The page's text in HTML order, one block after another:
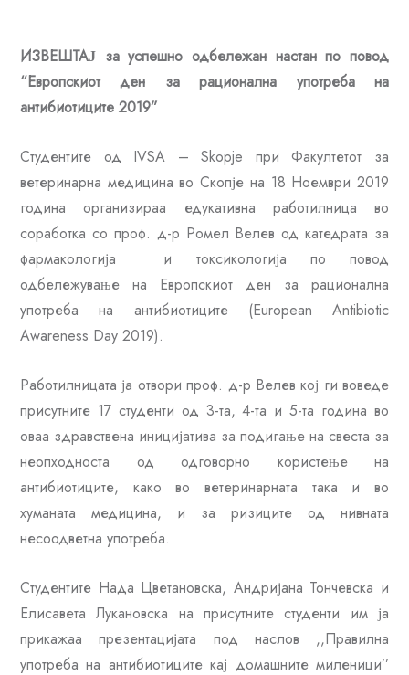
ИЗВЕШТАЈ за успешно одбележан настан по повод
“Европскиот ден за рационална употреба на
антибиотиците 2019”
Студентите од IVSA – Skopje при Факултетот за
ветеринарна медицина во Скопје на 18 Ноември 2019
година организираа едукативна работилница во
соработка со проф. д-р Ромел Велев од катедрата за
фармакологија и токсикологија по повод
одбележување на Европскиот ден за рационална
употреба на антибиотиците (European Аntibiotic
Аwareness Day 2019).
Работилницата ја отвори проф. д-р Велев кој ги воведе
присутните 17 студенти од 3-та, 4-та и 5-та година во
оваа здравствена иницијатива за подигање на свеста за
неопходноста од одговорно користење на
антибиотиците, како во ветеринарната така и во
хуманата медицина, и за ризиците од нивната
несоодветна употреба.
Студентите Нада Цветановска, Андријана Тончевска и
Елисавета Лукановска на присутните студенти им ја
прикажаа презентацијата под наслов ,,Правилна
употреба на антибиотиците кај домашните миленици’’